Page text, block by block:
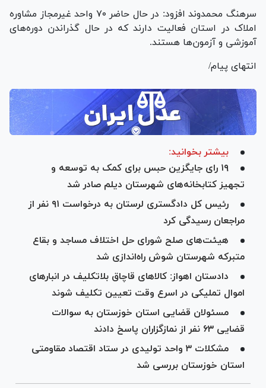
سرهنگ محمدوند افزود: در حال حاضر ۷۰ واحد غیرمجاز مشاوره
املاک در استان فعالیت دارند که در حال گذراندن دوره‌های
آموزشی و آزمون‌ها هستند.
انتهای پیام/
بیشتر بخوانید:
۱۹ رای جایگزین حبس برای کمک به توسعه و
تجهیز کتابخانه‌های شهرستان دیلم صادر شد
رئیس کل دادگستری لرستان به درخواست ۹۱ نفر از
مراجعان رسیدگی کرد
هیئت‌های صلح شورای حل اختلاف مساجد و بقاع
متبرکه شهرستان شوش راه‌اندازی شد
دادستان اهواز: کالا‌های قاچاق بلاتکلیف در انبار‌های
اموال تملیکی در اسرع وقت تعیین تکلیف شوند
مسئولان قضایی استان خوزستان به سوالات
قضایی ۶۳ نفر از نمازگزاران پاسخ دادند
مشکلات ۳ واحد تولیدی در ستاد اقتصاد مقاومتی
استان خوزستان بررسی شد